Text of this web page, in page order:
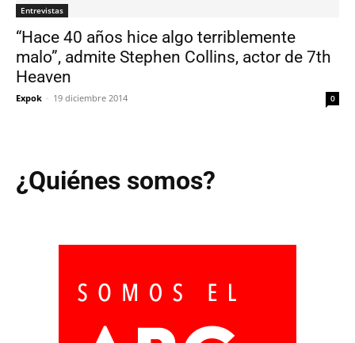
Entrevistas
“Hace 40 años hice algo terriblemente
malo”, admite Stephen Collins, actor de 7th
Heaven
Expok - 19 diciembre 2014 0
¿Quiénes somos?